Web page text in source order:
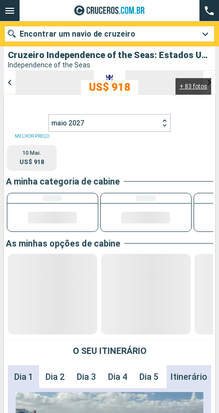
Cruzeiro Independence of the Seas: Estados Unidos, Aruba partindo de Miami
Independence of the Seas
+ 83 fotos
US$ 918
maio 2027
MELHOR PREÇO
10 Mai.
US$ 918
A minha categoria de cabine
As minhas opções de cabine
O SEU ITINERÁRIO
Dia 1 Dia 2 Dia 3 Dia 4 Dia 5 Dia 6 Dia
Itinerário
Encontrar um navio de cruzeiro
Cidades Companhias